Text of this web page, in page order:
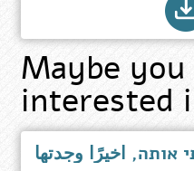
Maybe you
interested
אותה, أخيرًا وجدتها